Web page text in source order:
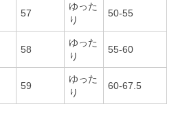
57
ゆった
り
50-55
58
ゆった
り
55-60
59
ゆった
り
60-67.5